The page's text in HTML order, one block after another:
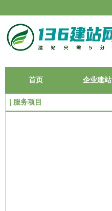
首页 企业建站
服务项目